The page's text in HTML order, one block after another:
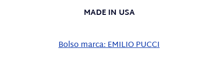
MADE IN USA
Bolso marca: EMILIO PUCCI